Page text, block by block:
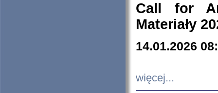
Call for
Materiały
14.01.2026
więcej...